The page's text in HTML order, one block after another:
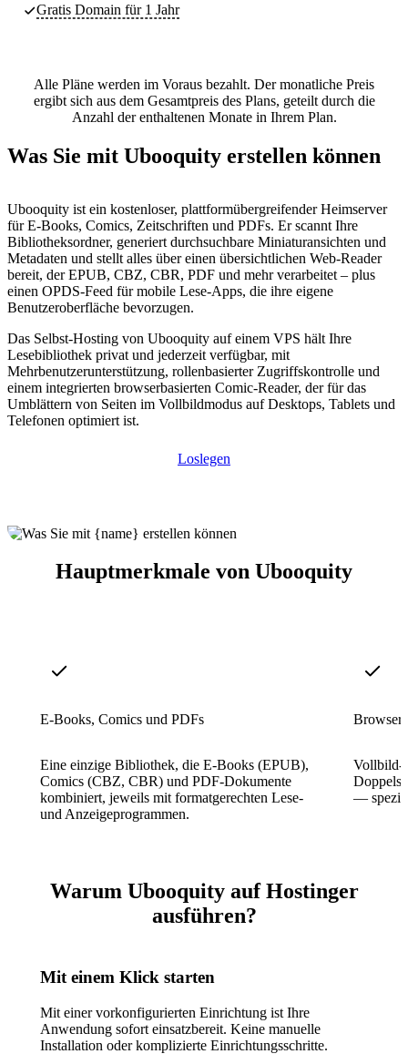
Gratis Domain für 1 Jahr
Alle Pläne werden im Voraus bezahlt. Der monatliche Preis
ergibt sich aus dem Gesamtpreis des Plans, geteilt durch die
Anzahl der enthaltenen Monate in Ihrem Plan.
Was Sie mit Ubooquity erstellen können
Ubooquity ist ein kostenloser, plattformübergreifender Heimserver
für E-Books, Comics, Zeitschriften und PDFs. Er scannt Ihre
Bibliotheksordner, generiert durchsuchbare Miniaturansichten und
Metadaten und stellt alles über einen übersichtlichen Web-Reader
bereit, der EPUB, CBZ, CBR, PDF und mehr verarbeitet – plus
einen OPDS-Feed für mobile Lese-Apps, die ihre eigene
Benutzeroberfläche bevorzugen.
Das Selbst-Hosting von Ubooquity auf einem VPS hält Ihre
Lesebibliothek privat und jederzeit verfügbar, mit
Mehrbenutzerunterstützung, rollenbasierter Zugriffskontrolle und
einem integrierten browserbasierten Comic-Reader, der für das
Umblättern von Seiten im Vollbildmodus auf Desktops, Tablets und
Telefonen optimiert ist.
Loslegen
Hauptmerkmale von Ubooquity
E-Books, Comics und PDFs
Eine einzige Bibliothek, die E-Books (EPUB),
Comics (CBZ, CBR) und PDF-Dokumente
kombiniert, jeweils mit formatgerechten Lese-
und Anzeigeprogrammen.
Vollbild-
—
Warum Ubooquity auf Hostinger
ausführen?
Mit einem Klick starten
Mit einer vorkonfigurierten Einrichtung ist Ihre
Anwendung sofort einsatzbereit. Keine manuelle
Installation oder komplizierte Einrichtungsschritte.